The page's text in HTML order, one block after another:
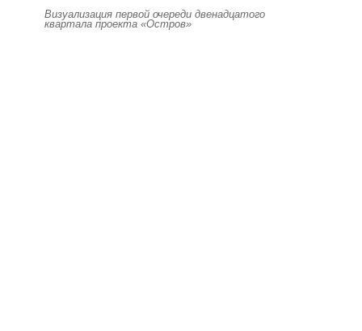
Визуализация первой очереди двенадцатого
квартала проекта «Остров»